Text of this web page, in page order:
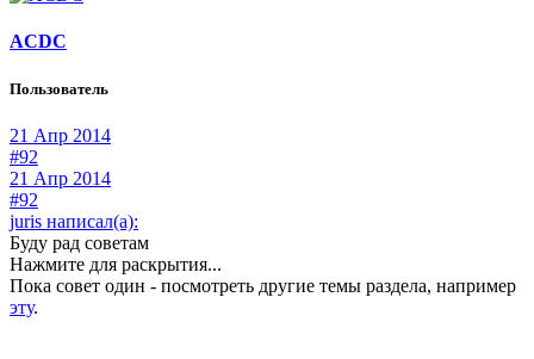
ACDC
Пользователь
21 Апр 2014
#92
21 Апр 2014
#92
juris написал(а):
Буду рад советам
Нажмите для раскрытия...
Пока совет один - посмотреть другие темы раздела, например
эту.